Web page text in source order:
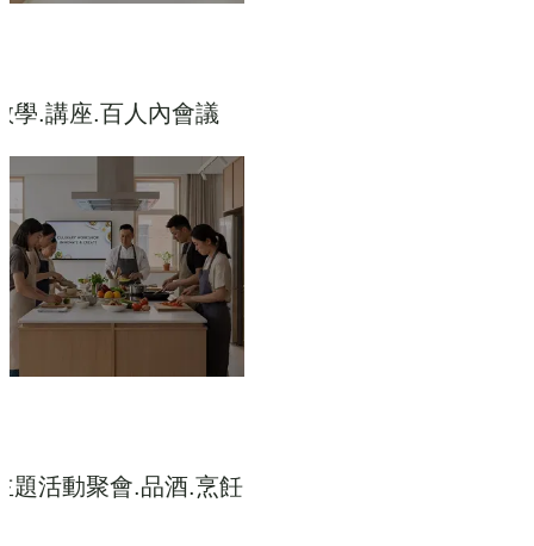
學.講座.百人內會議
題活動聚會.品酒.烹飪